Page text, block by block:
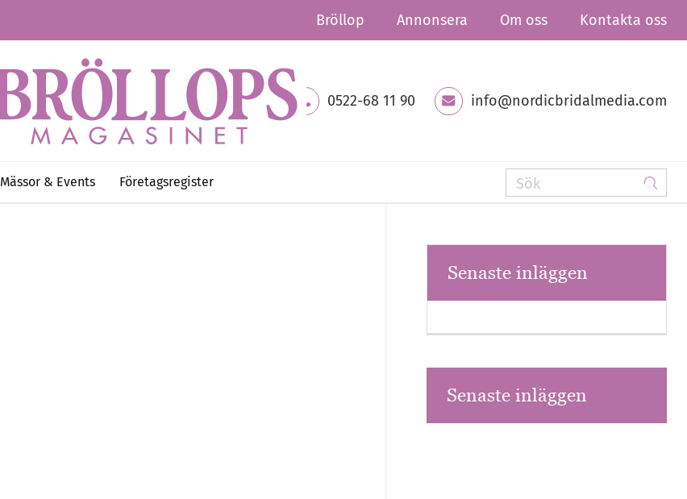
Bröllop Annonsera Om oss Kontakta oss
0522-68 11 90 info@nordicbridalmedia.com
Mässor & Events Företagsregister
Senaste inläggen
Senaste inläggen